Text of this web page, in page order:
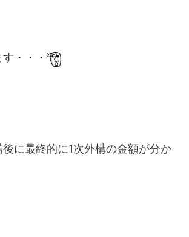
・・・
に最終的に1次外構の金額が分か